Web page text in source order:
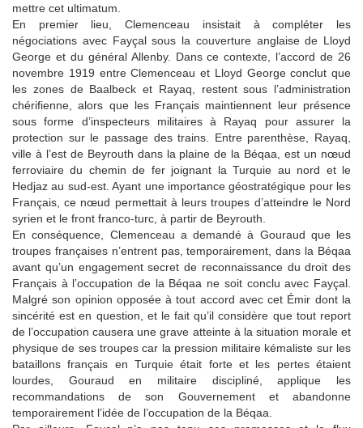
mettre cet ultimatum.
En premier lieu, Clemenceau insistait à compléter les
négociations avec Fayçal sous la couverture anglaise de Lloyd
George et du général Allenby. Dans ce contexte, l’accord de 26
novembre 1919 entre Clemenceau et Lloyd George conclut que
les zones de Baalbeck et Rayaq, restent sous l’administration
chérifienne, alors que les Français maintiennent leur présence
sous forme d’inspecteurs militaires à Rayaq pour assurer la
protection sur le passage des trains. Entre parenthèse, Rayaq,
ville à l’est de Beyrouth dans la plaine de la Béqaa, est un nœud
ferroviaire du chemin de fer joignant la Turquie au nord et le
Hedjaz au sud-est. Ayant une importance géostratégique pour les
Français, ce nœud permettait à leurs troupes d’atteindre le Nord
syrien et le front franco-turc, à partir de Beyrouth.
En conséquence, Clemenceau a demandé à Gouraud que les
troupes françaises n’entrent pas, temporairement, dans la Béqaa
avant qu’un engagement secret de reconnaissance du droit des
Français à l’occupation de la Béqaa ne soit conclu avec Fayçal.
Malgré son opinion opposée à tout accord avec cet Émir dont la
sincérité est en question, et le fait qu’il considère que tout report
de l’occupation causera une grave atteinte à la situation morale et
physique de ses troupes car la pression militaire kémaliste sur les
bataillons français en Turquie était forte et les pertes étaient
lourdes, Gouraud en militaire discipliné, applique les
recommandations de son Gouvernement et abandonne
temporairement l’idée de l’occupation de la Béqaa.